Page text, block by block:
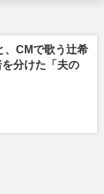
、CMで歌う辻希
分けた「夫の